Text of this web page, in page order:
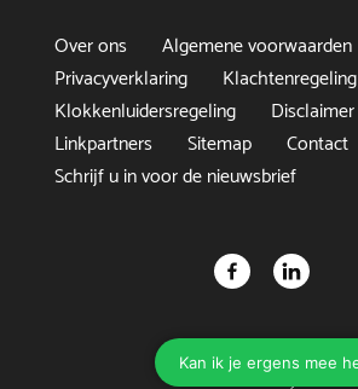
Over ons
Algemene voorwaarden
Privacyverklaring
Klachtenregeling
Klokkenluidersregeling
Disclaimer
Linkpartners
Sitemap
Contact
Schrijf u in voor de nieuwsbrief